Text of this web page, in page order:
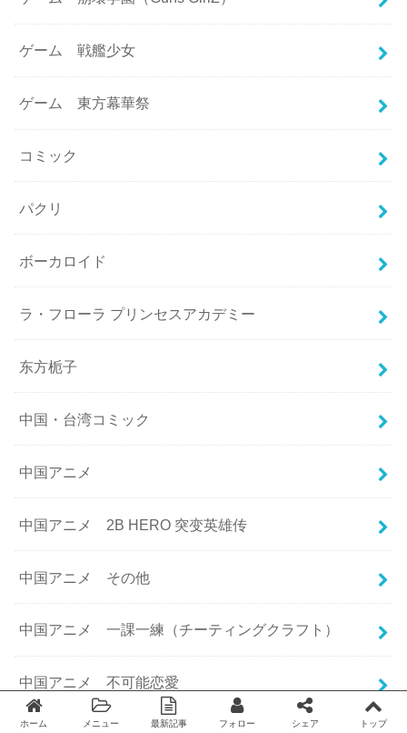
ゲーム 戦艦少女
ゲーム 東方幕華祭
コミック
パクリ
ボーカロイド
ラ・フローラ プリンセスアカデミー
东方栀子
中国・台湾コミック
中国アニメ
中国アニメ 2B HERO 突变英雄传
中国アニメ その他
中国アニメ 一課一練（チーティングクラフト）
中国アニメ 不可能恋愛
ホーム メニュー 最新記事 フォロー シェア トップ
Twitter facebook